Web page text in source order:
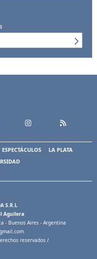
ESPECTÁCULOS
LA PLATA
S.R.L
Aguilera
- Buenos Aires - Argentina
reservados /